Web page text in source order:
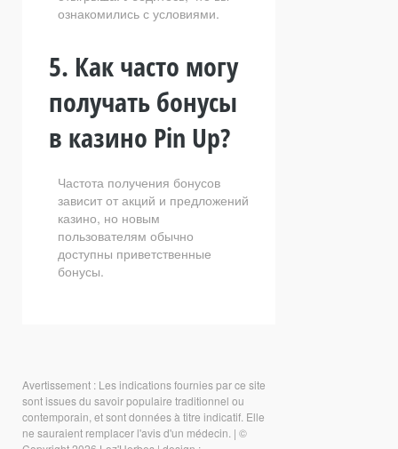
ознакомились с условиями.
5. Как часто могу
получать бонусы
в казино Pin Up?
Частота получения бонусов
зависит от акций и предложений
казино, но новым
пользователям обычно
доступны приветственные
бонусы.
Avertissement : Les indications fournies par ce site
sont issues du savoir populaire traditionnel ou
contemporain, et sont données à titre indicatif. Elle
ne sauraient remplacer l'avis d'un médecin. | ©